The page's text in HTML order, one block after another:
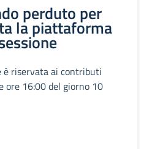
perduto per
la piattaforma
è riservata ai contributi
16:00 del giorno 10